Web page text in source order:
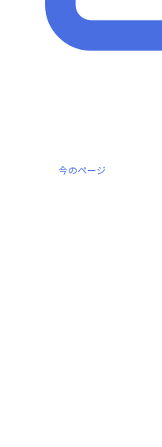
名、英語名ゼブラモレイは
今のページ